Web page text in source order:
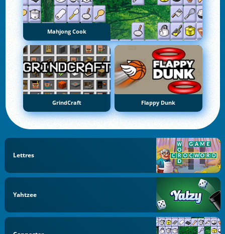
Mahjong Cook
GrindCraft Flappy Dunk
Lettres
Yahtzee